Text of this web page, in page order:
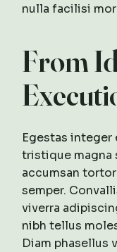
nulla facilisi
From
Egestas
tristique
accumsan
semper.
viverra
nibh tellus
Diam phasellus